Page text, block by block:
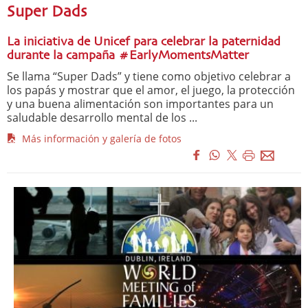
Super Dads
La iniciativa de Unicef para celebrar la paternidad
durante la campaña #EarlyMomentsMatter
Se llama “Super Dads” y tiene como objetivo celebrar a
los papás y mostrar que el amor, el juego, la protección
y una buena alimentación son importantes para un
saludable desarrollo mental de los ...
Más información y galería de fotos